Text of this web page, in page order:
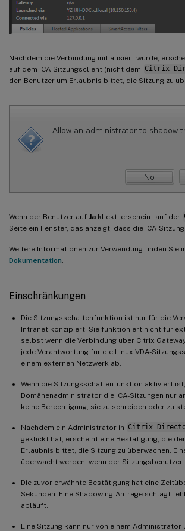
Nachdem die Verbindung initialisiert wurde,
auf dem ICA-Sitzungsclient (nicht dem Citrix
den Benutzer um Erlaubnis bittet, die Sitzung zu
Wenn der Benutzer auf Ja klickt, erscheint auf der
Seite ein Fenster, das anzeigt, dass die ICA-
Weitere Informationen zur Verwendung finden Sie
Dokumentation
Einschränkungen
Die Sitzungsschattenfunktion ist nur für die
Intranet konzipiert. Sie funktioniert nicht für
selbst wenn die Verbindung über Citrix
jede Verantwortung für die Linux VDA-
einem externen Netzwerk ab.
Wenn die Sitzungsschattenfunktion aktiviert
Domänenadministrator die ICA-Sitzungen nur
keine Berechtigung, sie zu schreiben oder zu
Nachdem ein Administrator in Citrix
geklickt hat, erscheint eine Bestätigung, die
Erlaubnis bittet, die Sitzung zu überwachen.
überwacht werden, wenn der
Die zuvor erwähnte Bestätigung hat eine
Sekunden. Eine Shadowing-Anfrage schlägt
abläuft.
Eine Sitzung kann nur von einem Administrator